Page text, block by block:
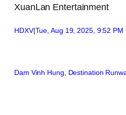
XuanLan Entertainment
HDXV|Tue, Aug 19, 2025, 9:52 PM
Dam Vinh Hung Destination